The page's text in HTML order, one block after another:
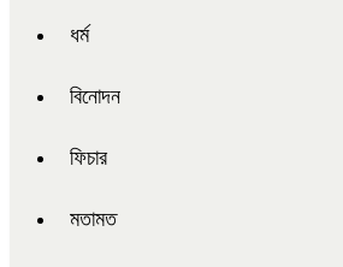
ধর্ম
বিনোদন
ফিচার
মতামত